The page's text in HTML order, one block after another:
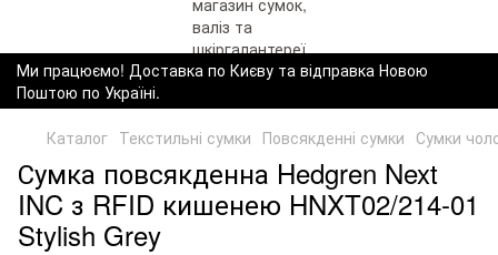
Ми працюємо! Доставка по Києву та відправка Новою
Поштою по Україні.
Каталог Текстильні сумки Повсякденні сумки Сумки
Сумка повсякденна Hedgren Next
INC з RFID кишенею HNXT02/214-01
Stylish Grey